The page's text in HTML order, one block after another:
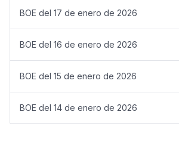
BOE del 17 de enero de 2026
BOE del 16 de enero de 2026
BOE del 15 de enero de 2026
BOE del 14 de enero de 2026